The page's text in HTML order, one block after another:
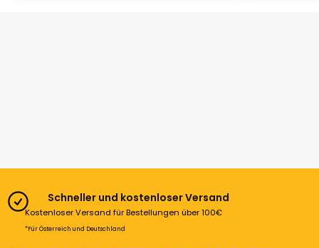
Schneller und kostenloser Versand
Kostenloser Versand für Bestellungen über 100€
*Für Österreich und Deutschland